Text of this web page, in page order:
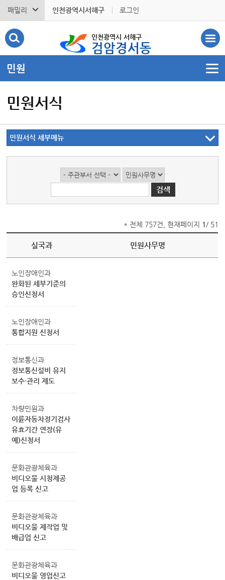
패밀리 인천광역시서해구 로그인
인천광역시 서해구
검암경서동
민원
민원서식
민원서식 세부메뉴
* 전체 757건, 현재페이지 1/ 51
실국과 민원사무명
노인장애인과
완화된 세부기준의
승인신청서
노인장애인과
통합지원 신청서
정보통신과
정보통신설비 유지
보수·관리 제도
차량민원과
이륜자동차정기검사
유효기간 연장(유
예)신청서
문화관광체육과
비디오물 시청제공
업 등록 신고
문화관광체육과
비디오물 제작업 및
배급업 신고
문화관광체육과
비디오물 영업신고